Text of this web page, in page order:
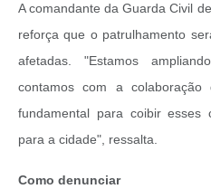
A comandante da Guarda Civil
reforça que o patrulhamento
afetadas. "Estamos
contamos com a
fundamental para coibir
para a cidade", ressalta.
Como denunciar